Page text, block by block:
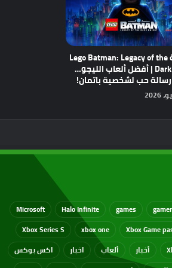
مراجعة Lego Batman: Legacy of the
Dark Knight | أفضل ألعاب الليجو…
حب لشخصية باتمان!
games
Halo Infinite
Microsoft
Xbox Game
xbox one
Xbox Series S
أخبار ألعاب اخبار
اكس بوكس